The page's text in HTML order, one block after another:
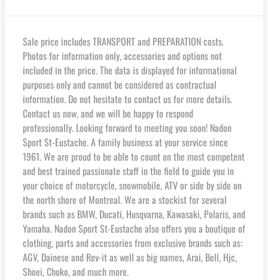
Sale price includes TRANSPORT and PREPARATION costs.
Photos for information only, accessories and options not
included in the price. The data is displayed for informational
purposes only and cannot be considered as contractual
information. Do not hesitate to contact us for more details.
Contact us now, and we will be happy to respond
professionally. Looking forward to meeting you soon! Nadon
Sport St-Eustache. A family business at your service since
1961. We are proud to be able to count on the most competent
and best trained passionate staff in the field to guide you in
your choice of motorcycle, snowmobile, ATV or side by side on
the north shore of Montreal. We are a stockist for several
brands such as BMW, Ducati, Husqvarna, Kawasaki, Polaris, and
Yamaha. Nadon Sport St-Eustache also offers you a boutique of
clothing, parts and accessories from exclusive brands such as:
AGV, Dainese and Rev-it as well as big names, Arai, Bell, Hjc,
Shoei, Choko, and much more.